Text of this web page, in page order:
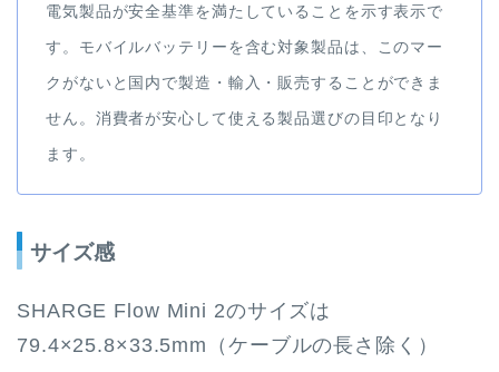
電気製品が安全基準を満たしていることを示す表示で
す。モバイルバッテリーを含む対象製品は、このマー
クがないと国内で製造・輸入・販売することができま
せん。消費者が安心して使える製品選びの目印となり
ます。
サイズ感
SHARGE Flow Mini 2のサイズは
79.4×25.8×33.5mm（ケーブルの長さ除く）